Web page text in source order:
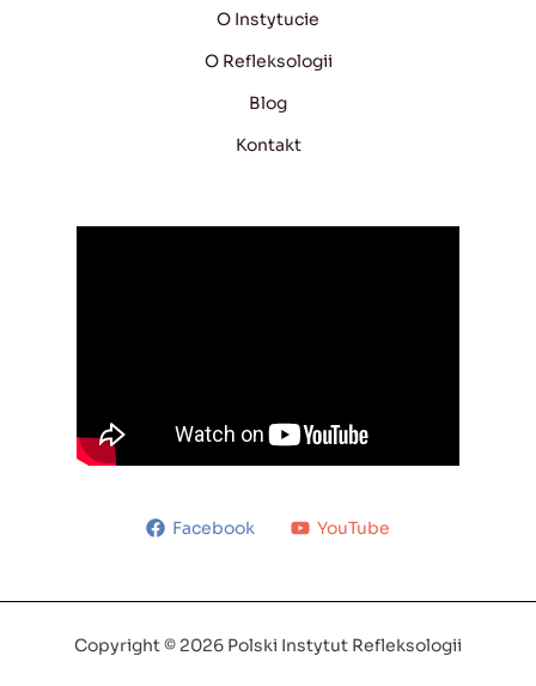
O Instytucie
O Refleksologii
Blog
Kontakt
Facebook YouTube
Copyright © 2026 Polski Instytut Refleksologii